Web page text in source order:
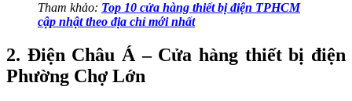
Tham khảo: Top 10 cửa hàng thiết bị điện TPHCM
cập nhật theo địa chỉ mới nhất
2. Điện Châu Á – Cửa hàng thiết bị điện
Phường Chợ Lớn